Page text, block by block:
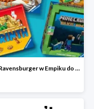
Gry Ravensburger w Empiku do -25%